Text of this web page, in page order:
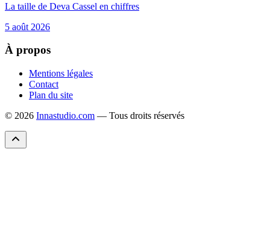
La taille de Deva Cassel en chiffres
5 août 2026
À propos
Mentions légales
Contact
Plan du site
© 2026 Innastudio.com — Tous droits réservés